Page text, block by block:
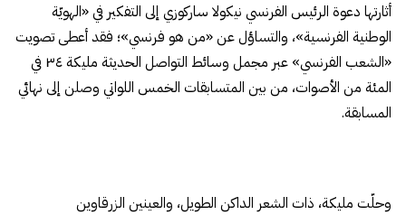
أثارتها دعوة الرئيس الفرنسي نيكولا ساركوزي إلى التفكير في «الهويّة
الوطنية الفرنسية»، والتساؤل عن «من هو فرنسي»؛ فقد أعطى تصويت
«الشعب الفرنسي» عبر مجمل وسائط التواصل الحديثة مليكة ٣٤ في
المئة من الأصوات، من بين المتسابقات الخمس اللواتي وصلن إلى نهائي
المسابقة.
وحلّت مليكة، ذات الشعر الداكن الطويل، والعينين الزرقاوين